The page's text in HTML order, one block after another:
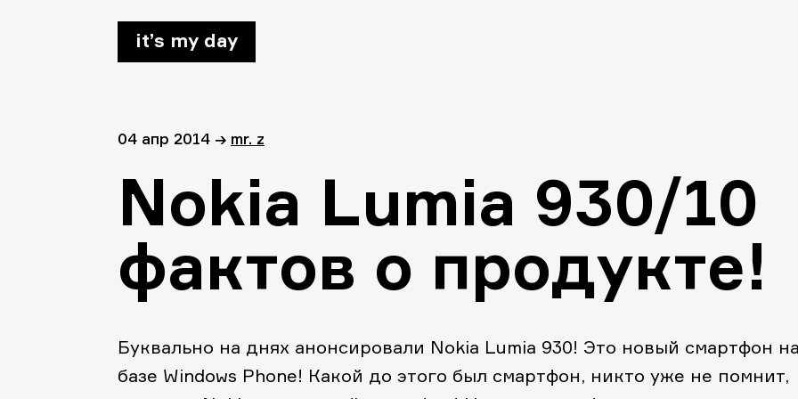
it’s my day
04 апр 2014 → mr. z
Nokia Lumia 930/10
фактов о продукте!
Буквально на днях анонсировали Nokia Lumia 930! Это новый смартфон
базе Windows Phone! Какой до этого был смартфон, никто уже не помнит,